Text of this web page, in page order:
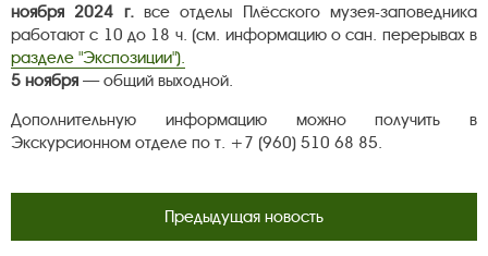
ноября 2024 г. все отделы Плёсского музея-заповедника
работают с 10 до 18 ч. (см. информацию о сан. перерывах в
разделе "Экспозиции").
5 ноября — общий выходной.
Дополнительную информацию можно получить в
Экскурсионном отделе по т. +7 (960) 510 68 85.
Предыдущая новость